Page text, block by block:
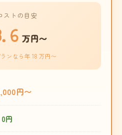
ストの目安
万円〜
ンなら年 18 万円〜
円〜
0円